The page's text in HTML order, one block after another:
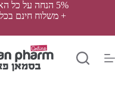
5% הנחה על כל האתר,
+ משלוח חינם בכל